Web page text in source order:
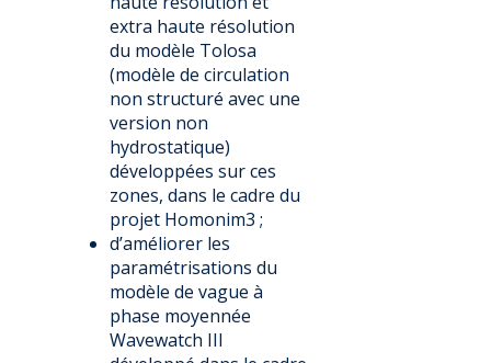
extra haute résolution
du modèle Tolosa
(modèle de circulation
non structuré avec une
version non
hydrostatique)
développées sur ces
zones, dans le cadre du
projet Homonim3 ;
d’améliorer les
paramétrisations du
modèle de vague à
phase moyennée
Wavewatch III